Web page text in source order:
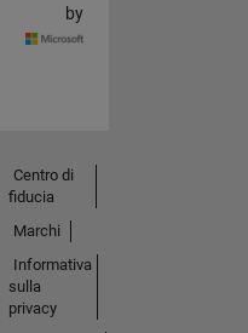
by
Centro di
fiducia
Marchi
Informativa
sulla
privacy